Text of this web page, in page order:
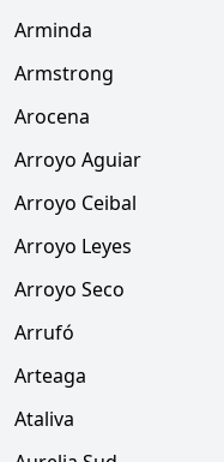
Arminda
Armstrong
Arocena
Arroyo Aguiar
Arroyo Ceibal
Arroyo Leyes
Arroyo Seco
Arrufó
Arteaga
Ataliva